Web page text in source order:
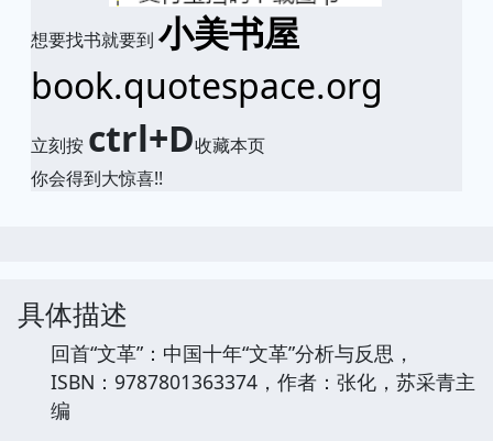
想要找书就要到 小美书屋
book.quotespace.org
立刻按 ctrl+D收藏本页
你会得到大惊喜!!
具体描述
回首“文革”：中国十年“文革”分析与反思，
ISBN：9787801363374，作者：张化，苏采青主
编